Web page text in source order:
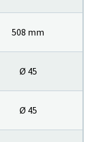
508 mm
Ø 45
Ø 45